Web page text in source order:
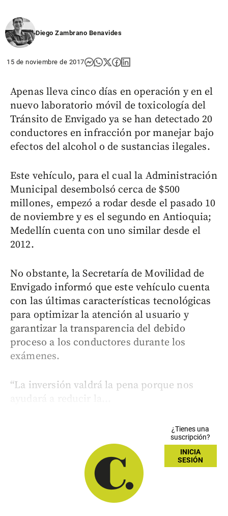
Diego Zambrano Benavides
15 de noviembre de 2017
Apenas lleva cinco días en operación y en el
nuevo laboratorio móvil de toxicología del
Tránsito de Envigado ya se han detectado 20
conductores en infracción por manejar bajo
efectos del alcohol o de sustancias ilegales.
Este vehículo, para el cual la Administración
Municipal desembolsó cerca de $500
millones, empezó a rodar desde el pasado 10
de noviembre y es el segundo en Antioquia;
Medellín cuenta con uno similar desde el
2012.
No obstante, la Secretaría de Movilidad de
Envigado informó que este vehículo cuenta
con las últimas características tecnológicas
para optimizar la atención al usuario y
garantizar la transparencia del debido
proceso a los conductores durante los
exámenes.
“La inversión valdrá la pena porque nos
ayudará a reducir la...
¿Tienes una
suscripción?
INICIA
SESIÓN